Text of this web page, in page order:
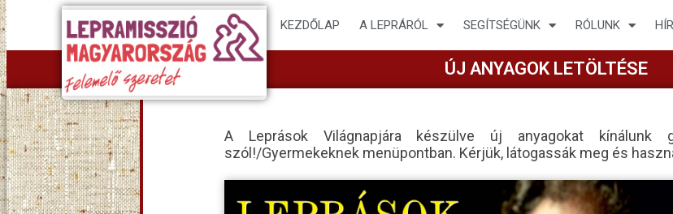
KEZDŐLAP A LEPRÁRÓL SEGÍTSÉGÜNK RÓLUNK
ÚJ ANYAGOK LETÖLTÉSE
A Leprások Világnapjára készülve új anyagokat kínálunk
szól!/Gyermekeknek menüpontban. Kérjük, látogassák meg és